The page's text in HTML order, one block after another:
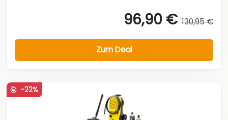
96,90 € 130,95 €
Zum Deal
-22%